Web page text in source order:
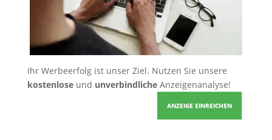
Ihr Werbeerfolg ist unser Ziel. Nutzen Sie unsere
kostenloseund unverbindlicheAnzeigenanalyse!
ANZEIGE EINREICHEN